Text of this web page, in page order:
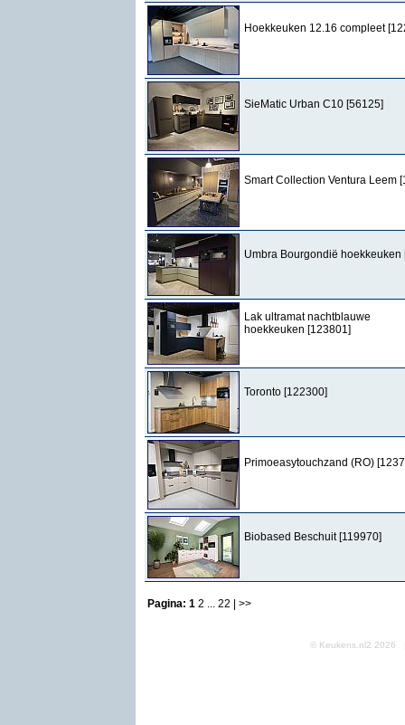
Hoekkeuken 12.16 compleet
SieMatic Urban C10 [56125]
Smart Collection Ventura Leem
Umbra Bourgondië hoekkeuken
Lak ultramat nachtblauwe
hoekkeuken [123801]
Toronto [122300]
Primoeasytouchzand (RO)
Biobased Beschuit [119970]
Pagina: 1 2 ... 22 | >>
© Keukens.nl2